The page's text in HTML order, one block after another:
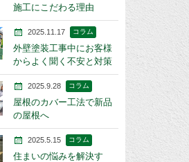
施工にこだわる理由
2025.11.17 コラム
外壁塗装工事中にお客様
からよく聞く不安と対策
2025.9.28 コラム
屋根のカバー工法で新品
の屋根へ
2025.5.15 コラム
住まいの悩みを解決す